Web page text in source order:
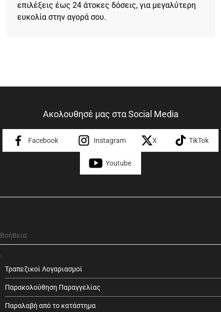
επιλέξεις έως 24 άτοκες δόσεις, για μεγαλύτερη
ευκολία στην αγορά σου.
Ακολουθησέ μας στα Social Media
Facebook Instagram X TikTok
Youtube
Βοήθεια
Τραπεζικοί Λογαριασμοί
Παρακολούθηση Παραγγελίας
Παραλαβή από το κατάστημα